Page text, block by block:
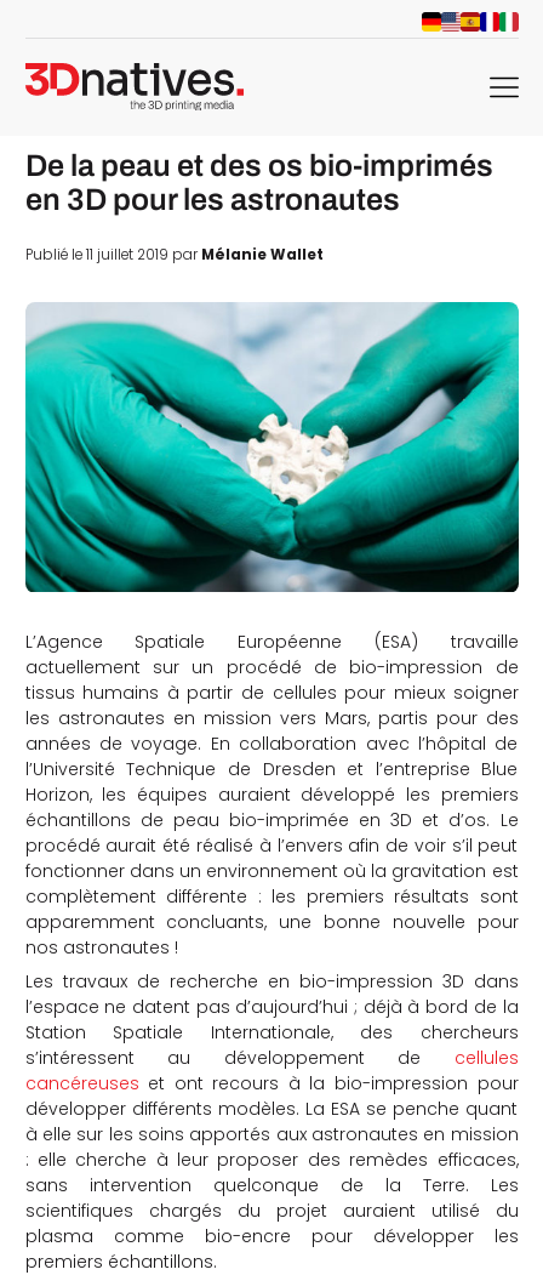
menu
De la peau et des os bio-imprimés
en 3D pour les astronautes
Publié le 11 juillet 2019 parMélanie Wallet
L’Agence Spatiale Européenne (ESA) travaille
actuellement sur un procédé de bio-impression de
tissus humains à partir de cellules pour mieux soigner
les astronautes en mission vers Mars, partis pour des
années de voyage. En collaboration avec l’hôpital de
l’Université Technique de Dresden et l’entreprise Blue
Horizon, les équipes auraient développé les premiers
échantillons de peau bio-imprimée en 3D et d’os. Le
procédé aurait été réalisé à l’envers afin de voir s’il peut
fonctionner dans un environnement où la gravitation est
complètement différente : les premiers résultats sont
apparemment concluants, une bonne nouvelle pour
nos astronautes !
Les travaux de recherche en bio-impression 3D dans
l’espace ne datent pas d’aujourd’hui ; déjà à bord de la
Station Spatiale Internationale, des chercheurs
s’intéressent au développement de cellules
cancéreuses et ont recours à la bio-impression pour
développer différents modèles. La ESA se penche quant
à elle sur les soins apportés aux astronautes en mission
: elle cherche à leur proposer des remèdes efficaces,
sans intervention quelconque de la Terre. Les
scientifiques chargés du projet auraient utilisé du
plasma comme bio-encre pour développer les
premiers échantillons.